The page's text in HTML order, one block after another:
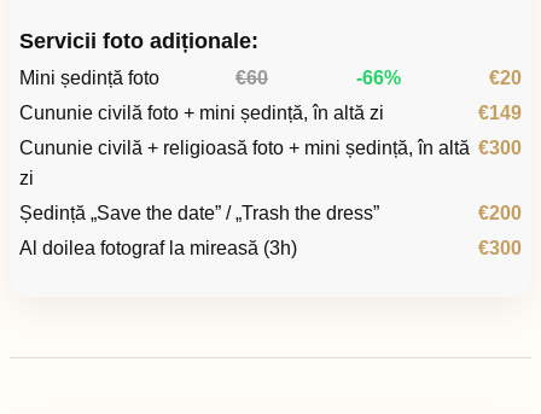
Servicii foto adiționale:
Mini ședință foto €60 -66%
€20
Cununie civilă foto + mini ședință, în altă zi
€149
Cununie civilă + religioasă foto + mini ședință, în altă
zi
€300
Ședință „Save the date” / „Trash the dress”
€200
Al doilea fotograf la mireasă (3h)
€300